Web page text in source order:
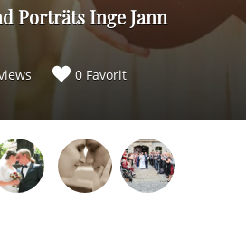
Porträts Inge Jann
0 Favorit